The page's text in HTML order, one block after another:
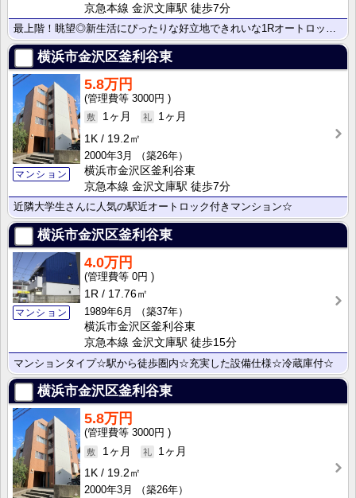
京急本線 金沢文庫駅 徒歩7分
最上階！眺望◎新生活にぴったりな好立地できれいな1Rオートロック付マンション。
横浜市金沢区釜利谷東
マンション
5.8万円
3000円
1ヶ月
1ヶ月
1K
19.2㎡
2000年3月
（築26年）
横浜市金沢区釜利谷東
京急本線 金沢文庫駅 徒歩7分
近隣大学生さんに人気の駅近オートロック付きマンション☆
横浜市金沢区釜利谷東
マンション
4.0万円
0円
1R
17.76㎡
1989年6月
（築37年）
横浜市金沢区釜利谷東
京急本線 金沢文庫駅 徒歩15分
マンションタイプ☆駅から徒歩圏内☆充実した設備仕様☆冷蔵庫付☆
横浜市金沢区釜利谷東
5.8万円
3000円
1ヶ月
1ヶ月
1K
19.2㎡
2000年3月
（築26年）